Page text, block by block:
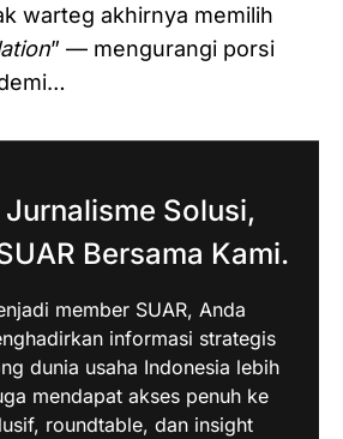
warteg akhirnya memilih
” — mengurangi porsi
Jurnalisme Solusi,
Bersama Kami.
member SUAR, Anda
informasi strategis
dunia usaha Indonesia lebih
mendapat akses penuh ke
roundtable, dan insight